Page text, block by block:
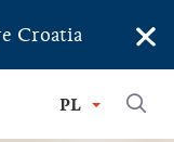
Croatia ×
PL